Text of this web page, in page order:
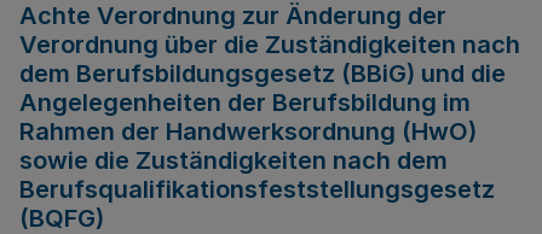
Achte Verordnung zur Änderung der
Verordnung über die Zuständigkeiten nach
dem Berufsbildungsgesetz (BBiG) und die
Angelegenheiten der Berufsbildung im
Rahmen der Handwerksordnung (HwO)
sowie die Zuständigkeiten nach dem
Berufsqualifikationsfeststellungsgesetz
(BQFG)